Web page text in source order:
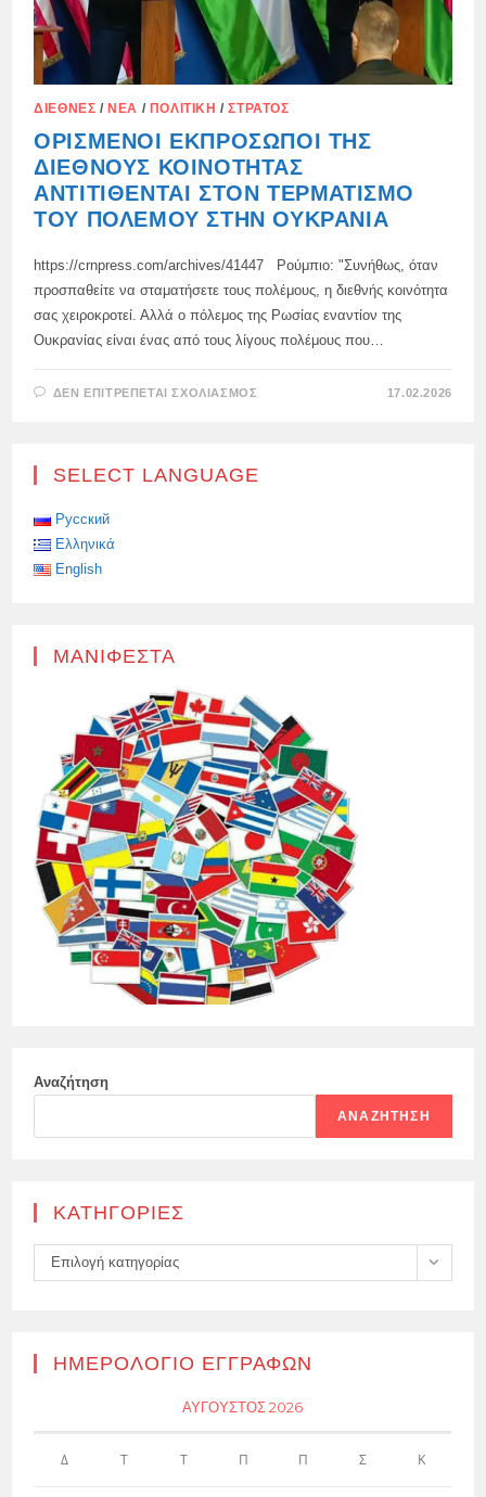
ΔΙΕΘΝΈΣ /ΝΈΑ / ΠΟΛΙΤΙΚΉ /ΣΤΡΑΤΌΣ
ΟΡΙΣΜΈΝΟΙ ΕΚΠΡΌΣΩΠΟΙ ΤΗΣ
ΔΙΕΘΝΟΎΣ ΚΟΙΝΌΤΗΤΑΣ
ΑΝΤΙΤΊΘΕΝΤΑΙ ΣΤΟΝ ΤΕΡΜΑΤΙΣΜΌ
ΤΟΥ ΠΟΛΈΜΟΥ ΣΤΗΝ ΟΥΚΡΑΝΊΑ
https://crnpress.com/archives/41447 Ρούμπιο: "Συνήθως, όταν
προσπαθείτε να σταματήσετε τους πολέμους, η διεθνής κοινότητα
σας χειροκροτεί. Αλλά ο πόλεμος της Ρωσίας εναντίον της
Ουκρανίας είναι ένας από τους λίγους πολέμους που…
ΔΕΝ ΕΠΙΤΡΈΠΕΤΑΙ ΣΧΟΛΙΑΣΜΌΣ
ΑΝΤΙΤΊΘΕΝΤΑΙ
17.02.2026
SELECT LANGUAGE
Русский
Ελληνικά
English
ΜΑΝΙΦΈΣΤΑ
Αναζήτηση
ΑΝΑΖΉΤΗΣΗ
KΑΤΗΓΟΡΊΕΣ
Kατηγορίες
Επιλογή κατηγορίας
ΗΜΕΡΟΛΌΓΙΟ ΕΓΓΡΑΦΏΝ
ΑΎΓΟΥΣΤΟΣ 2026
Δ Τ Τ Π Π Σ Κ